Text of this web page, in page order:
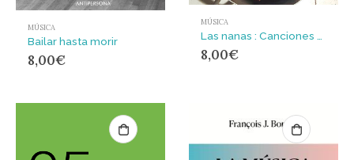
MÚSICA
Bailar hasta morir
8,00€
MÚSICA
Las nanas : Canciones de cuena españolas
8,00€